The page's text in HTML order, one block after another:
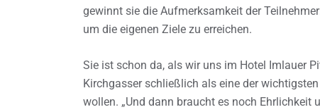
gewinnt sie die Aufmerksamkeit der
um die eigenen Ziele zu erreichen.
Sie ist schon da, als wir uns im Hotel Imlauer
Kirchgasser schließlich als eine der
wollen. „Und dann braucht es noch Ehrlichkeit